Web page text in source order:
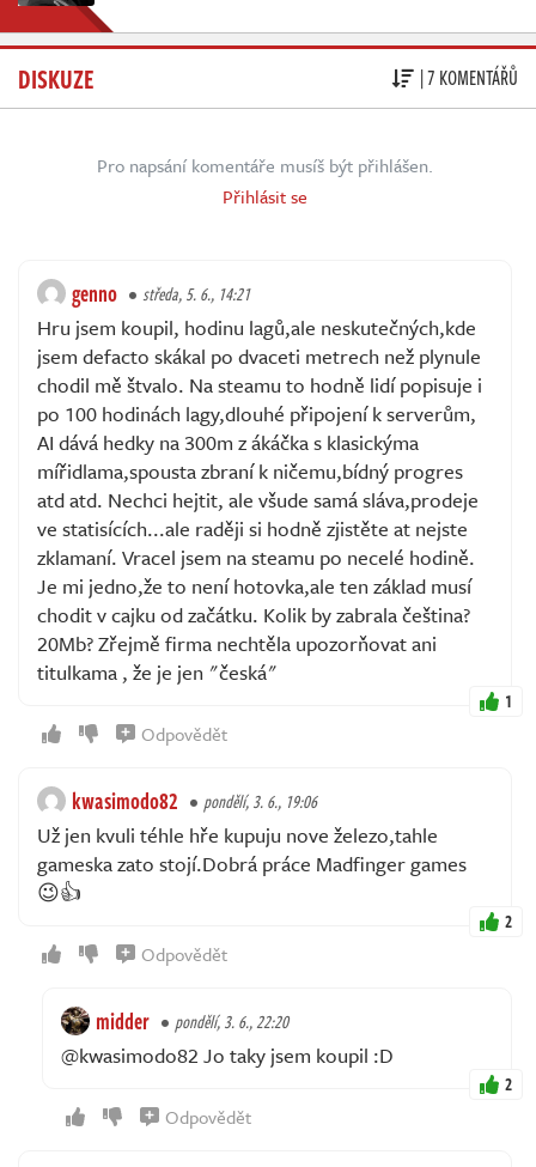
DISKUZE | 7 KOMENTÁŘŮ
Pro napsání komentáře musíš být přihlášen.
Přihlásit se
genno středa, 5. 6., 14:21
Hru jsem koupil, hodinu lagů,ale neskutečných,kde
jsem defacto skákal po dvaceti metrech než plynule
chodil mě štvalo. Na steamu to hodně lidí popisuje i
po 100 hodinách lagy,dlouhé připojení k serverům,
AI dává hedky na 300m z ákáčka s klasickýma
mířidlama,spousta zbraní k ničemu,bídný progres
atd atd. Nechci hejtit, ale všude samá sláva,prodeje
ve statisících...ale raději si hodně zjistěte at nejste
zklamaní. Vracel jsem na steamu po necelé hodině.
Je mi jedno,že to není hotovka,ale ten základ musí
chodit v cajku od začátku. Kolik by zabrala čeština?
20Mb? Zřejmě firma nechtěla upozorňovat ani
titulkama , že je jen "česká"
1
Odpovědět
kwasimodo82 pondělí, 3. 6., 19:06
Už jen kvuli téhle hře kupuju nove železo,tahle
gameska zato stojí.Dobrá práce Madfinger games
😉👍
2
Odpovědět
midder pondělí, 3. 6., 22:20
@kwasimodo82 Jo taky jsem koupil :D
2
Odpovědět